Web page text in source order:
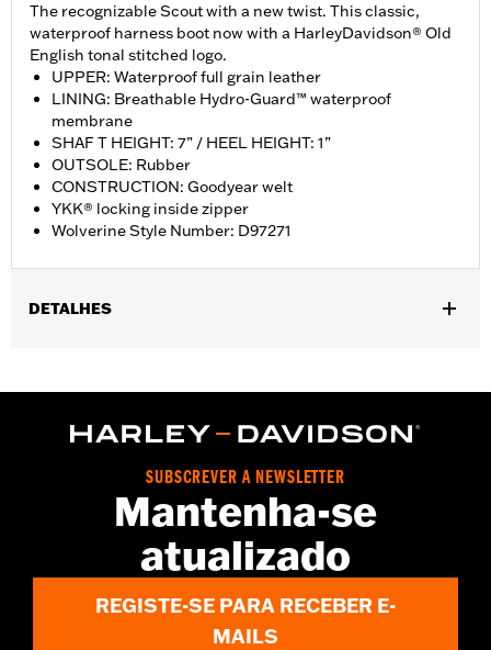
The recognizable Scout with a new twist. This classic,
waterproof harness boot now with a HarleyDavidson® Old
English tonal stitched logo.
UPPER: Waterproof full grain leather
LINING: Breathable Hydro-Guard™ waterproof
membrane
SHAF T HEIGHT: 7” / HEEL HEIGHT: 1”
OUTSOLE: Rubber
CONSTRUCTION: Goodyear welt
YKK® locking inside zipper
Wolverine Style Number: D97271
DETALHES
WARRANTY:Wolverine Worldwide Manufacturer Warranty – Go
Imported
Dimension Description:SHAFT HEIGHT: 7” / HEEL HEIGHT: 1”
SUBSCREVER A NEWSLETTER
Mantenha-se
atualizado
REGISTE-SE PARA RECEBER E-
MAILS